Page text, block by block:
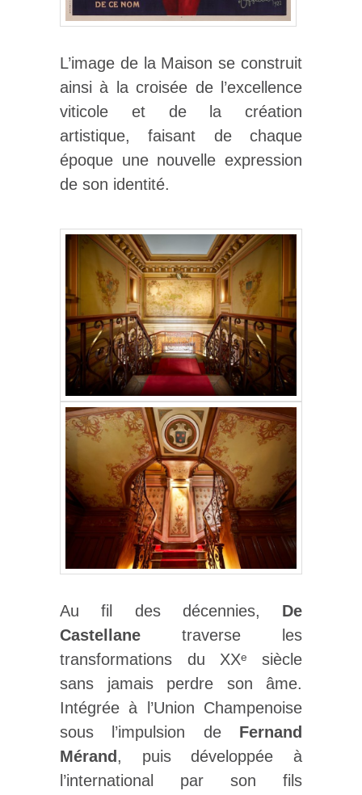
L’image de la Maison se construit
ainsi à la croisée de l’excellence
viticole et de la création
artistique, faisant de chaque
époque une nouvelle expression
de son identité.
Au fil des décennies, De
Castellane traverse les
transformations du XXᵉ siècle
sans jamais perdre son âme.
Intégrée à l’Union Champenoise
sous l’impulsion de Fernand
Mérand , puis développée à
l’international par son fils